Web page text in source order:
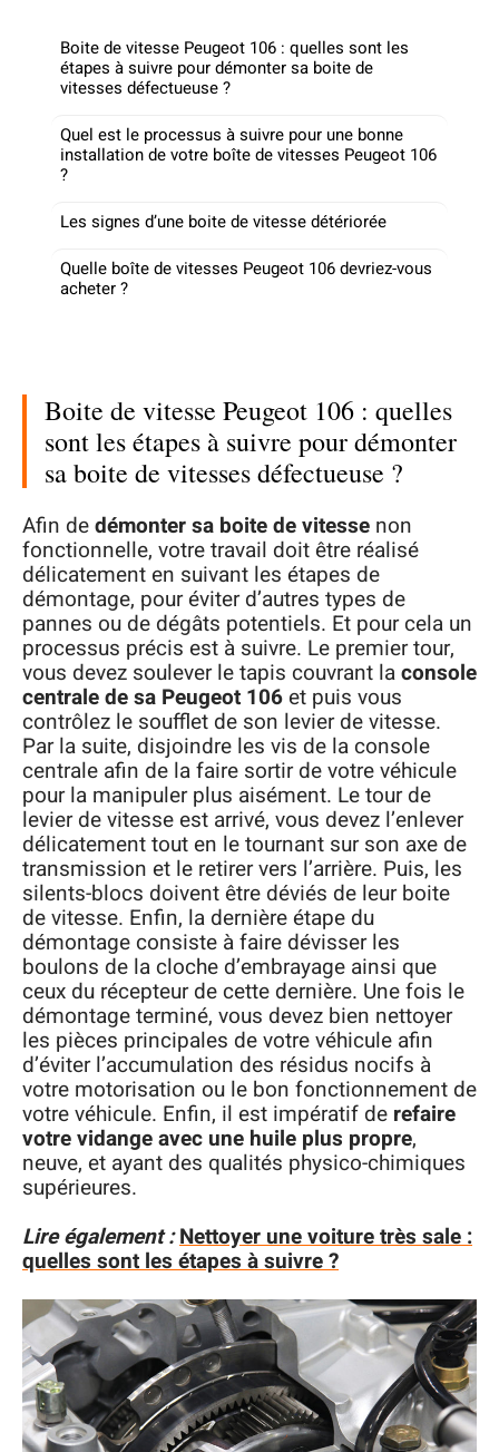
Boite de vitesse Peugeot 106 : quelles sont les
étapes à suivre pour démonter sa boite de
vitesses défectueuse ?
Quel est le processus à suivre pour une bonne
installation de votre boîte de vitesses Peugeot 106
?
Les signes d’une boite de vitesse détériorée
Quelle boîte de vitesses Peugeot 106 devriez-vous
acheter ?
Boite de vitesse Peugeot 106 : quelles
sont les étapes à suivre pour démonter
sa boite de vitesses défectueuse ?
Afin dedémonter sa boite de vitesse non
fonctionnelle, votre travail doit être réalisé
délicatement en suivant les étapes de
démontage, pour éviter d’autres types de
pannes ou de dégâts potentiels. Et pour cela un
processus précis est à suivre. Le premier tour,
vous devez soulever le tapis couvrant laconsole
centrale de sa Peugeot 106et puis vous
contrôlez le soufflet de son levier de vitesse.
Par la suite, disjoindre les vis de la console
centrale afin de la faire sortir de votre véhicule
pour la manipuler plus aisément. Le tour de
levier de vitesse est arrivé, vous devez l’enlever
délicatement tout en le tournant sur son axe de
transmission et le retirer vers l’arrière. Puis, les
silents-blocs doivent être déviés de leur boite
de vitesse. Enfin, la dernière étape du
démontage consiste à faire dévisser les
boulons de la cloche d’embrayage ainsi que
ceux du récepteur de cette dernière. Une fois le
démontage terminé, vous devez bien nettoyer
les pièces principales de votre véhicule afin
d’éviter l’accumulation des résidus nocifs à
votre motorisation ou le bon fonctionnement de
votre véhicule. Enfin, il est impératif de refaire
votre vidange avec une huile plus propre,
neuve, et ayant des qualités physico-chimiques
supérieures.
Lire également :Nettoyer une voiture très sale :
quelles sont les étapes à suivre ?